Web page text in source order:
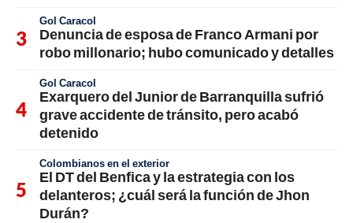
Gol Caracol
Denuncia de esposa de Franco Armani por
robo millonario; hubo comunicado y detalles
Gol Caracol
Exarquero del Junior de Barranquilla sufrió
grave accidente de tránsito, pero acabó
detenido
Colombianos en el exterior
El DT del Benfica y la estrategia con los
delanteros; ¿cuál será la función de Jhon
Durán?